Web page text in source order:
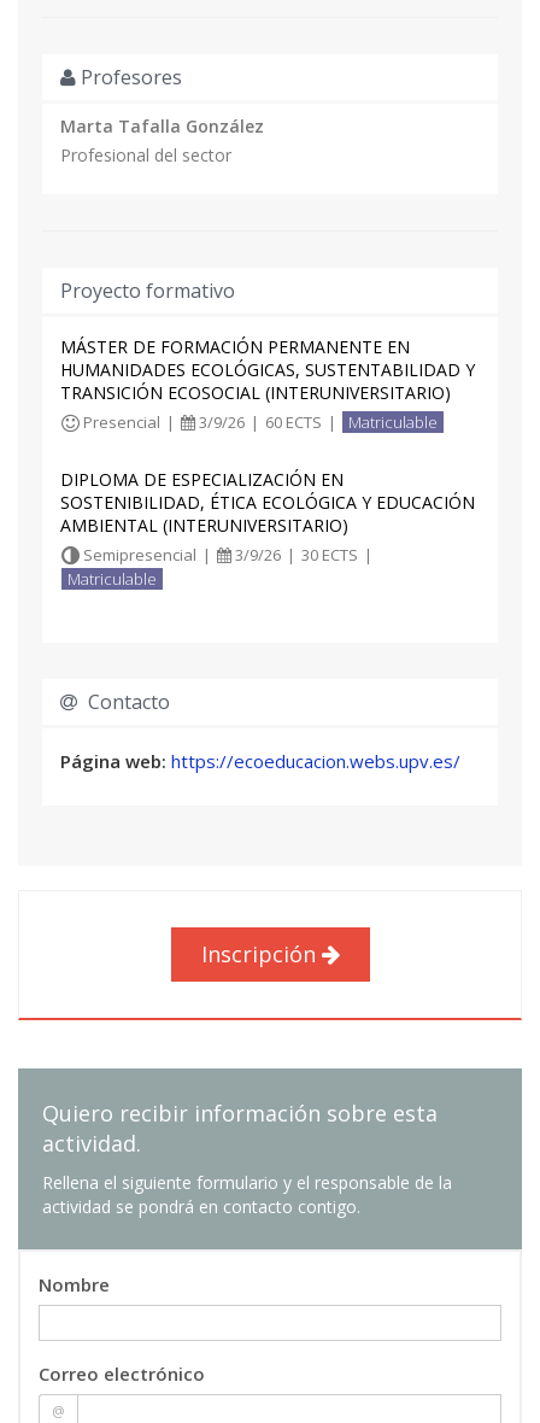
Profesores
Marta Tafalla González
Profesional del sector
Proyecto formativo
MÁSTER DE FORMACIÓN PERMANENTE EN
HUMANIDADES ECOLÓGICAS, SUSTENTABILIDAD Y
TRANSICIÓN ECOSOCIAL (INTERUNIVERSITARIO)
Presencial | 3/9/26 | 60 ECTS | Matriculable
DIPLOMA DE ESPECIALIZACIÓN EN
SOSTENIBILIDAD, ÉTICA ECOLÓGICA Y EDUCACIÓN
AMBIENTAL (INTERUNIVERSITARIO)
Semipresencial | 3/9/26 | 30 ECTS |
Matriculable
Contacto
Página web: https://ecoeducacion.webs.upv.es/
Inscripción
Quiero recibir información sobre esta
actividad.
Rellena el siguiente formulario y el responsable de la
actividad se pondrá en contacto contigo.
Nombre
Correo electrónico
@